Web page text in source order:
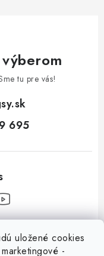
uložené cookies
-
tu pre vás!
695